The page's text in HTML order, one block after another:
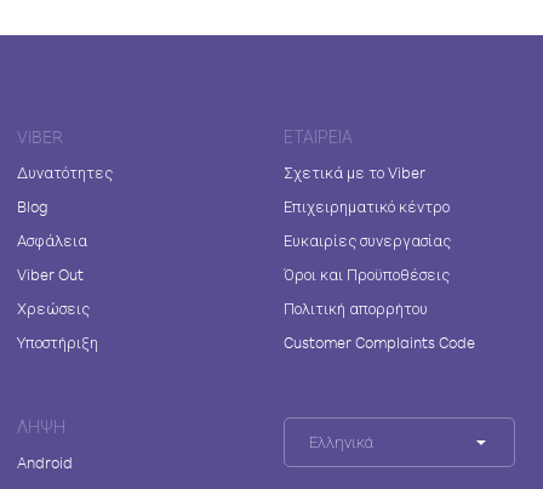
VIBER
Δυνατότητες
Blog
Ασφάλεια
Viber Out
Χρεώσεις
Υποστήριξη
ΕΤΑΙΡΕΊΑ
Σχετικά με το Viber
Επιχειρηματικό κέντρο
Ευκαιρίες συνεργασίας
Όροι και Προϋποθέσεις
Πολιτική απορρήτου
Customer Complaints Code
ΛΉΨΗ
Android
Ελληνικά